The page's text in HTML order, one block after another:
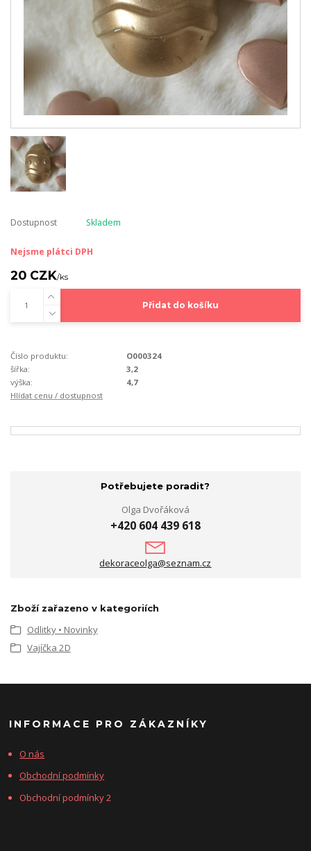
Dostupnost Skladem
Nejsme plátci DPH
20 CZK/ks
Přidat do košíku
Číslo produktu:
O000324
šířka:
3,2
výška:
4,7
Hlídat cenu / dostupnost
Potřebujete poradit?
Olga Dvořáková
+420 604 439 618
dekoraceolga@seznam.cz
Zboží zařazeno v kategoriích
Odlitky • Novinky
Vajíčka 2D
INFORMACE PRO ZÁKAZNÍKY
O nás
Obchodní podmínky
Obchodní podmínky 2